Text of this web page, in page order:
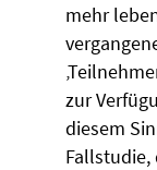
mehr
zur
diesem
Fallstudie,